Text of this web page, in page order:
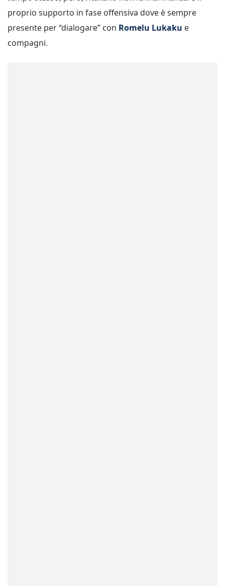
proprio supporto in fase offensiva dove è sempre
presente per “dialogare” con Romelu Lukaku e
compagni.